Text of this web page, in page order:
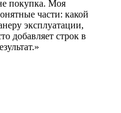
покупка. Моя
части: какой
эксплуатации,
добавляет строк в
»